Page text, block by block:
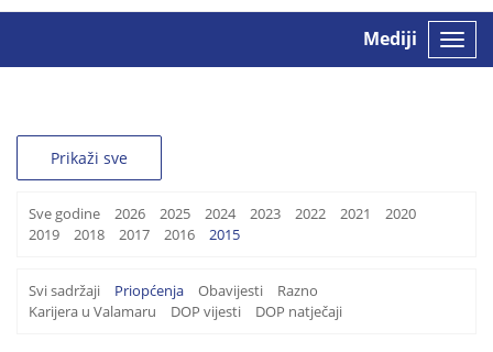
Toggle
Mediji
Prikaži sve
Sve godine 2026 2025 2024 2023 2022 2021
2020
2019
2018 2017 2016 2015
Svi sadržaji Priopćenja Obavijesti
Razno
Karijera u Valamaru
DOP vijesti DOP natječaji